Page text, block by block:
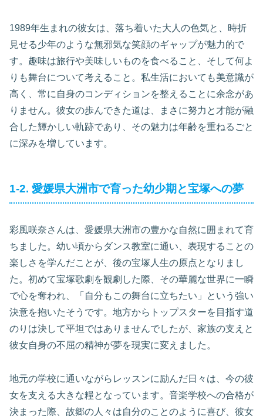
1989年生まれの彼女は、落ち着いた大人の色気と、時折
見せる少年のような無邪気な笑顔のギャップが魅力的で
す。趣味は旅行や美味しいものを食べること、そして何よ
りも舞台について考えること。私生活においても美意識が
高く、常に自身のコンディションを整えることに余念があ
りません。彼女の歩んできた道は、まさに努力と才能が融
合した輝かしい軌跡であり、その魅力は年齢を重ねるごと
に深みを増しています。
1-2. 愛媛県大洲市で育った幼少期と宝塚への夢
彩風咲奈さんは、愛媛県大洲市の豊かな自然に囲まれて育
ちました。幼い頃からダンス教室に通い、表現することの
楽しさを学んだことが、後の宝塚人生の原点となりまし
た。初めて宝塚歌劇を観劇した際、その華麗な世界に一瞬
で心を奪われ、「自分もこの舞台に立ちたい」という強い
決意を抱いたそうです。地方からトップスターを目指す道
のりは決して平坦ではありませんでしたが、家族の支えと
彼女自身の不屈の精神が夢を現実に変えました。
地元の学校に通いながらレッスンに励んだ日々は、今の彼
女を支える大きな糧となっています。音楽学校への合格が
決まった際、故郷の人々は自分のことのように喜び、彼女